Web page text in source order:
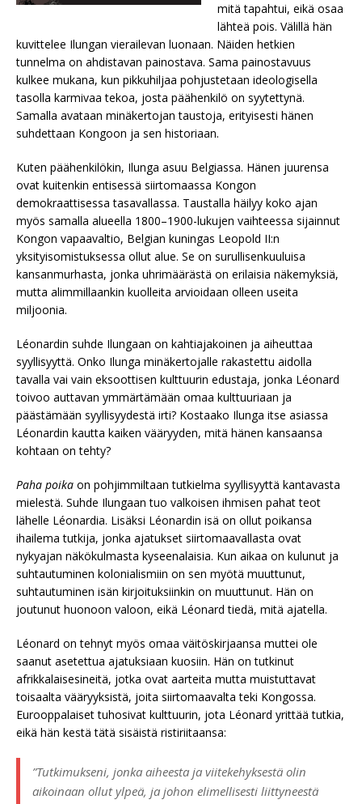
mitä tapahtui, eikä osaa
lähteä pois. Välillä hän
kuvittelee Ilungan vierailevan luonaan. Näiden hetkien
tunnelma on ahdistavan painostava. Sama painostavuus
kulkee mukana, kun pikkuhiljaa pohjustetaan ideologisella
tasolla karmivaa tekoa, josta päähenkilö on syytettynä.
Samalla avataan minäkertojan taustoja, erityisesti hänen
suhdettaan Kongoon ja sen historiaan.
Kuten päähenkilökin, Ilunga asuu Belgiassa. Hänen juurensa
ovat kuitenkin entisessä siirtomaassa Kongon
demokraattisessa tasavallassa. Taustalla häilyy koko ajan
myös samalla alueella 1800–1900-lukujen vaihteessa sijainnut
Kongon vapaavaltio, Belgian kuningas Leopold II:n
yksityisomistuksessa ollut alue. Se on surullisenkuuluisa
kansanmurhasta, jonka uhrimäärästä on erilaisia näkemyksiä,
mutta alimmillaankin kuolleita arvioidaan olleen useita
miljoonia.
Léonardin suhde Ilungaan on kahtiajakoinen ja aiheuttaa
syyllisyyttä. Onko Ilunga minäkertojalle rakastettu aidolla
tavalla vai vain eksoottisen kulttuurin edustaja, jonka Léonard
toivoo auttavan ymmärtämään omaa kulttuuriaan ja
päästämään syyllisyydestä irti? Kostaako Ilunga itse asiassa
Léonardin kautta kaiken vääryyden, mitä hänen kansaansa
kohtaan on tehty?
Paha poika on pohjimmiltaan tutkielma syyllisyyttä kantavasta
mielestä. Suhde Ilungaan tuo valkoisen ihmisen pahat teot
lähelle Léonardia. Lisäksi Léonardin isä on ollut poikansa
ihailema tutkija, jonka ajatukset siirtomaavallasta ovat
nykyajan näkökulmasta kyseenalaisia. Kun aikaa on kulunut ja
suhtautuminen kolonialismiin on sen myötä muuttunut,
suhtautuminen isän kirjoituksiinkin on muuttunut. Hän on
joutunut huonoon valoon, eikä Léonard tiedä, mitä ajatella.
Léonard on tehnyt myös omaa väitöskirjaansa muttei ole
saanut asetettua ajatuksiaan kuosiin. Hän on tutkinut
afrikkalaisesineitä, jotka ovat aarteita mutta muistuttavat
toisaalta vääryyksistä, joita siirtomaavalta teki Kongossa.
Eurooppalaiset tuhosivat kulttuurin, jota Léonard yrittää tutkia,
eikä hän kestä tätä sisäistä ristiriitaansa:
”Tutkimukseni, jonka aiheesta ja viitekehyksestä olin
aikoinaan ollut ylpeä, ja johon elimellisesti liittyneestä